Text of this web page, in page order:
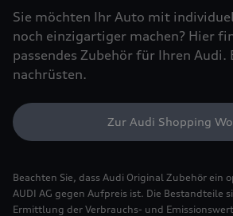
Sie möchten Ihr Auto mit
noch einzigartiger machen? Hier
passendes Zubehör für Ihren Audi.
nachrüsten.
Zur Audi Shopping
Beachten Sie, dass Audi Original Zubehör ein
AUDI AG gegen Aufpreis ist. Die Bestandteile
Ermittlung der Verbrauchs- und